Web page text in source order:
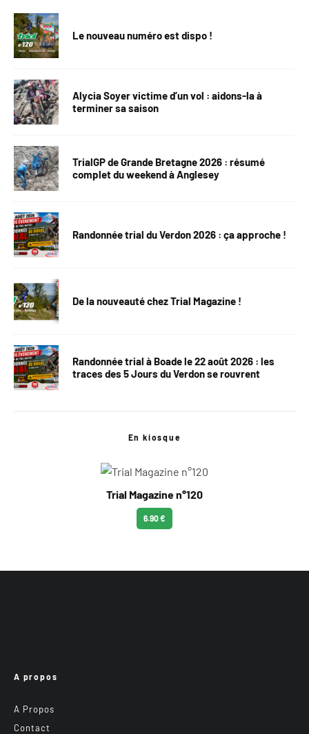
Le nouveau numéro est dispo !
Alycia Soyer victime d’un vol : aidons-la à
terminer sa saison
TrialGP de Grande Bretagne 2026 : résumé
complet du weekend à Anglesey
Randonnée trial du Verdon 2026 : ça approche !
De la nouveauté chez Trial Magazine !
Randonnée trial à Boade le 22 août 2026 : les
traces des 5 Jours du Verdon se rouvrent
En kiosque
Trial Magazine n°120
6.90 €
A propos
A Propos
Contact